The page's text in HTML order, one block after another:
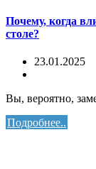
Почему, когда
столе?
23.01.2025
Вы, вероятно,
Подробнее..